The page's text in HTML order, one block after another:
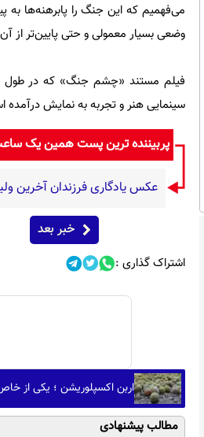
می‌فهمیم که این جنگ را پابرهنه‌ها
وضعی بسیار معمولی و حتی پایین‌تر از
سینمایی هنر و تجربه به نمایش
پربیننده ترین پست همین یک
عکس یادگاری فرزندان آخرین
خبر بعد
اشتراک گذاری :
اربن اکسپلوریشن ؛ یکی از
مطالب پیشنهادی